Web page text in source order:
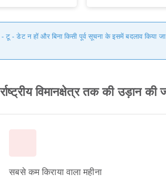
- डेट न हों और बिना किसी पूर्व सूचना के इसमें बदलाव किया
विमानक्षेत्र तक की उड़ान की
सबसे कम किराया वाला महीना